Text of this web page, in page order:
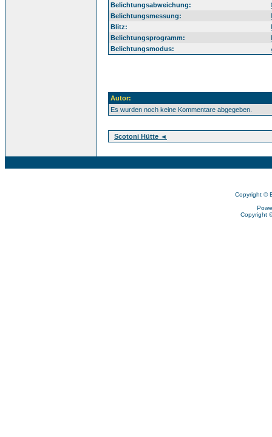
Belichtungsabweichung:
Belichtungsmessung:
Blitz:
Belichtungsprogramm:
Belichtungsmodus:
Autor:
Es wurden noch keine Kommentare abgegeben.
Scotoni Hütte ◄
Copyright ©
Copyright